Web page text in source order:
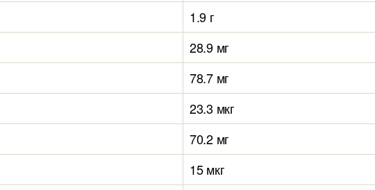
1.9 г
28.9 мг
78.7 мг
23.3 мкг
70.2 мг
15 мкг